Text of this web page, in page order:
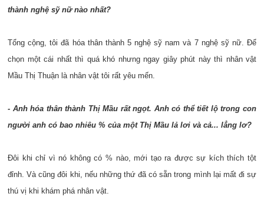
thành nghệ sỹ nữ nào nhất?
Tổng cộng, tôi đã hóa thân thành 5 nghệ sỹ nam và 7 nghệ sỹ nữ. Để
chọn một cái nhất thì quá khó nhưng ngay giây phút này thì nhân vật
Mầu Thị Thuận là nhân vật tôi rất yêu mến.
- Anh hóa thân thành Thị Mầu rất ngọt. Anh có thể tiết lộ trong con
người anh có bao nhiêu % của một Thị Mầu lả lơi và cả... lẳng lơ?
Đôi khi chỉ vì nó không có % nào, mới tạo ra được sự kích thích tột
đỉnh. Và cũng đôi khi, nếu những thứ đã có sẵn trong mình lại mất đi sự
thú vị khi khám phá nhân vật.